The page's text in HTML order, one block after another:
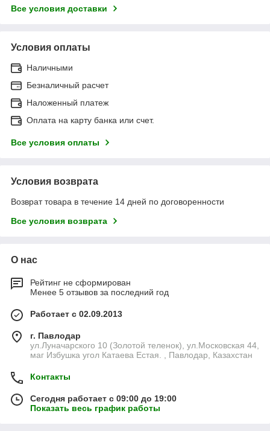
Все условия доставки
Условия оплаты
Наличными
Безналичный расчет
Наложенный платеж
Оплата на карту банка или счет.
Все условия оплаты
Условия возврата
Возврат товара в течение 14 дней по договоренности
Все условия возврата
О нас
Рейтинг не сформирован
Менее 5 отзывов за последний год
Работает с 02.09.2013
г. Павлодар
ул.Луначарского 10 (Золотой теленок), ул.Московская 44,
маг Избушка угол Катаева Естая. , Павлодар, Казахстан
Контакты
Сегодня работает с 09:00 до 19:00
Показать весь график работы